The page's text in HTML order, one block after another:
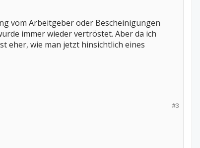
vom Arbeitgeber oder Bescheinigungen
immer wieder vertröstet. Aber da ich
eher, wie man jetzt hinsichtlich eines
#3